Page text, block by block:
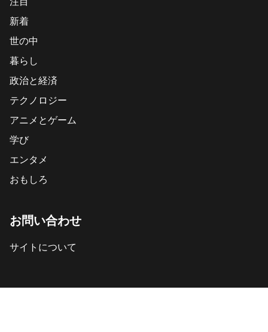
新着
世の中
暮らし
政治と経済
テクノロジー
アニメとゲーム
学び
エンタメ
おもしろ
お問い合わせ
サイトについて